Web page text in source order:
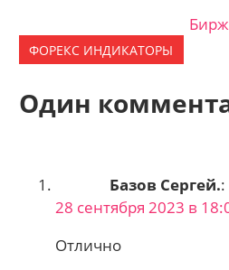
ФОРЕКС ИНДИКАТОРЫ
Один
Базов Сергей.:
28 сентября 2023 в
Отлично